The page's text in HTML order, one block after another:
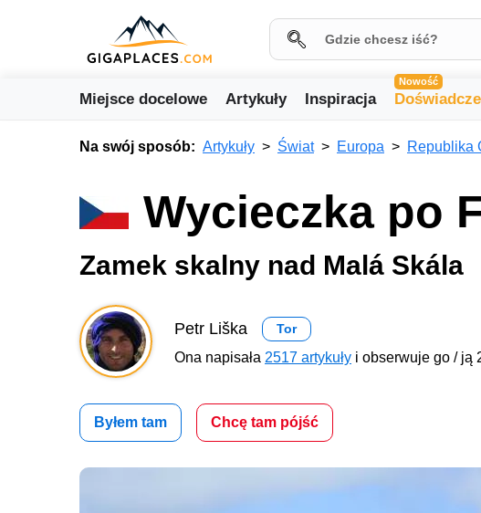
Miejsce docelowe Artykuły Inspiracja
Nowość
Na swój sposób: Artykuły Świat Europa Republika
Wycieczka po
Zamek skalny nad Malá Skála
Petr Liška Tor
Ona napisała 2517 artykuły i obserwuje go / ją
Byłem tam Chcę tam pójść